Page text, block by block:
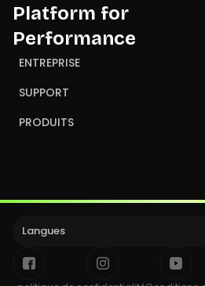
Platform for
Performance
ENTREPRISE
À propos de Fotor
Nous contacter
SUPPORT
Centre de Support
PRODUITS
Langues